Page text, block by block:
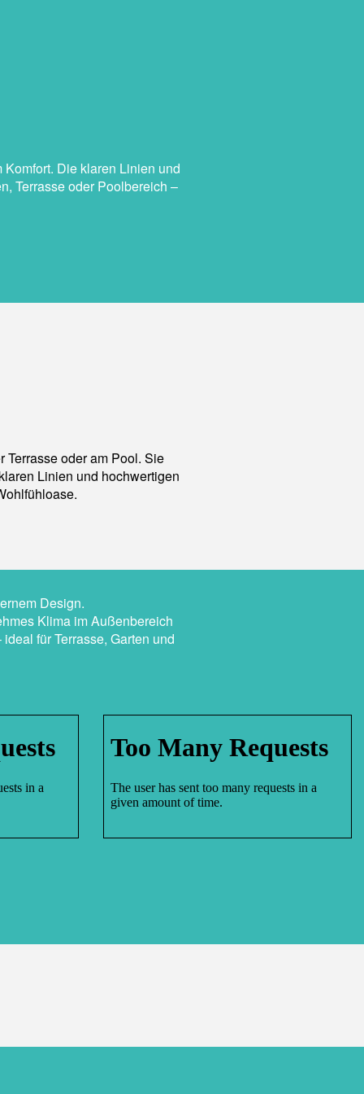
Die klaren Linien und
Terrasse oder Poolbereich –
Terrasse oder am Pool. Sie
Linien und hochwertigen
Design.
Klima im Außenbereich
für Terrasse, Garten und